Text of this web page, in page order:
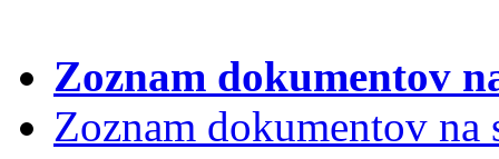
Zoznam dokumentov
Zoznam dokumentov